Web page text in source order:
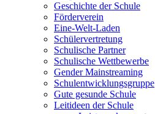
Geschichte der Schule
Förderverein
Eine-Welt-Laden
Schülervertretung
Schulische Partner
Schulische Wettbewerbe
Gender Mainstreaming
Schulentwicklungsgruppe
Gute gesunde Schule
Leitideen der Schule